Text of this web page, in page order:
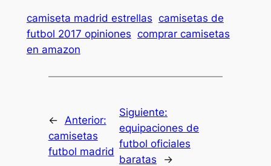
camiseta madrid estrellas camisetas de
futbol 2017 opiniones comprar camisetas
en amazon
←
Anterior:
camisetas
futbol madrid
Siguiente:
equipaciones de
futbol oficiales
baratas
→